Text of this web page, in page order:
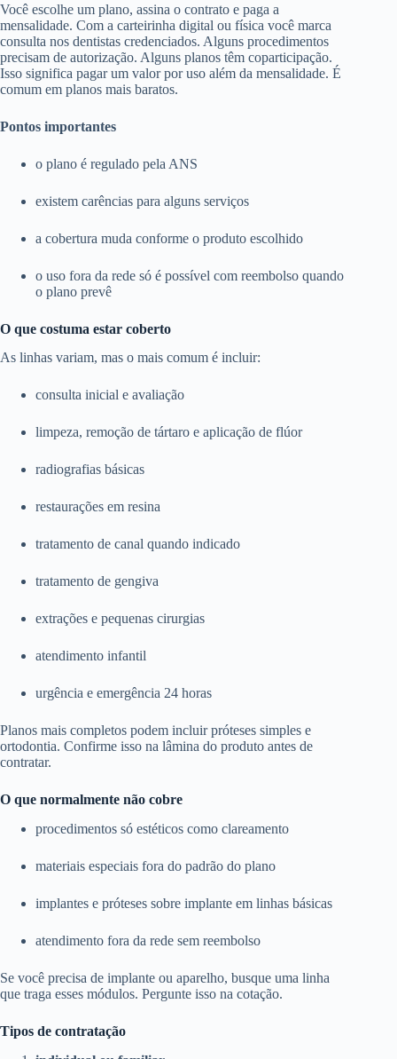
Você escolhe um plano, assina o contrato e paga a
mensalidade. Com a carteirinha digital ou física você marca
consulta nos dentistas credenciados. Alguns procedimentos
precisam de autorização. Alguns planos têm coparticipação.
Isso significa pagar um valor por uso além da mensalidade. É
comum em planos mais baratos.
Pontos importantes
o plano é regulado pela ANS
existem carências para alguns serviços
a cobertura muda conforme o produto escolhido
o uso fora da rede só é possível com reembolso quando
o plano prevê
O que costuma estar coberto
As linhas variam, mas o mais comum é incluir:
consulta inicial e avaliação
limpeza, remoção de tártaro e aplicação de flúor
radiografias básicas
restaurações em resina
tratamento de canal quando indicado
tratamento de gengiva
extrações e pequenas cirurgias
atendimento infantil
urgência e emergência 24 horas
Planos mais completos podem incluir próteses simples e
ortodontia. Confirme isso na lâmina do produto antes de
contratar.
O que normalmente não cobre
procedimentos só estéticos como clareamento
materiais especiais fora do padrão do plano
implantes e próteses sobre implante em linhas básicas
atendimento fora da rede sem reembolso
Se você precisa de implante ou aparelho, busque uma linha
que traga esses módulos. Pergunte isso na cotação.
Tipos de contratação